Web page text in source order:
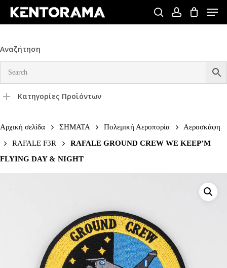
Skip
content
searchaccount
Menu
Αναζήτηση
Κατηγορίες Προϊόντων
Αρχική σελίδα ΣΗΜΑΤΑ Πολεμική Αεροπορία
Αεροσκάφη
RAFALE F3R
RAFALE GROUND CREW WE KEEP’M
FLYING DAY & NIGHT